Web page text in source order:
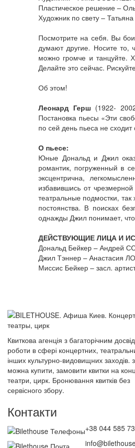
Пластическое решение –
Художник по свету –
Посмотрите на себя. Вы
думают другие. Носите то,
можно громче и танцуйте.
Делайте это сейчас.
Об этом!
Леонард Герш (1922-
Постановка пьесы «Эти
по сей день пьеса не
О пьесе:
Юные Дональд и Джил
романтик, погруженный в
эксцентрична,
избавившись от
театральные подмостки, так
постоянства. В поисках
однажды Джил понимает,
ДЕЙСТВУЮЩИЕ ЛИЦА И
Дональд Бейкер – Андрей
Джил Тэннер – Анастасия
Миссис Бейкер – засл.
Квиткова агенція з багаторічним
роботи в сфері концертних,
інших культурно-видовищних заходів.
можна купити, замовити квитки на
театри, цирк. Бронювання квитків без
сервісного збору.
Контакти
+38 044 585